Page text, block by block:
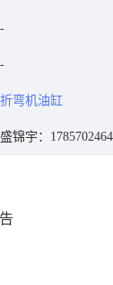
折弯机油缸
盛锦宇：